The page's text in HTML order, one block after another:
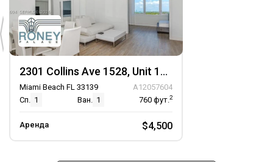
2301 Collins Ave 1528, Unit 1528
Miami Beach FL 33139
A12057604
Сп. 1 Ван. 1 760 фут.2
Аренда $4,500